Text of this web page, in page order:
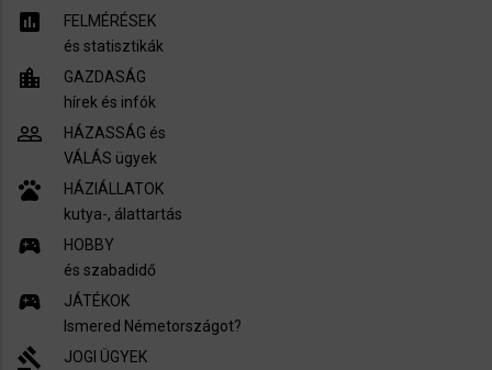
assessment
FELMÉRÉSEK
és statisztikák
location_city
GAZDASÁG
hírek és infók
people_outline
HÁZASSÁG és
VÁLÁS ügyek
pets
HÁZIÁLLATOK
kutya-, álattartás
sports_esports
HOBBY
és szabadidő
sports_esports
JÁTÉKOK
Ismered Németországot?
gavel
JOGI ÜGYEK